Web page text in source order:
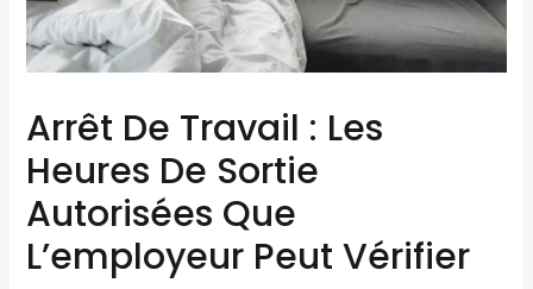
Arrêt De Travail : Les
Heures De Sortie
Autorisées Que
L’employeur Peut Vérifier